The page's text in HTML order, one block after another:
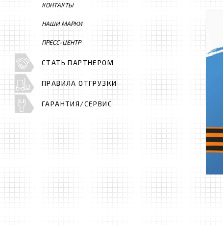
КОНТАКТЫ
НАШИ МАРКИ
ПРЕСС-ЦЕНТР
СТАТЬ ПАРТНЕРОМ
ПРАВИЛА ОТГРУЗКИ
ГАРАНТИЯ/СЕРВИС